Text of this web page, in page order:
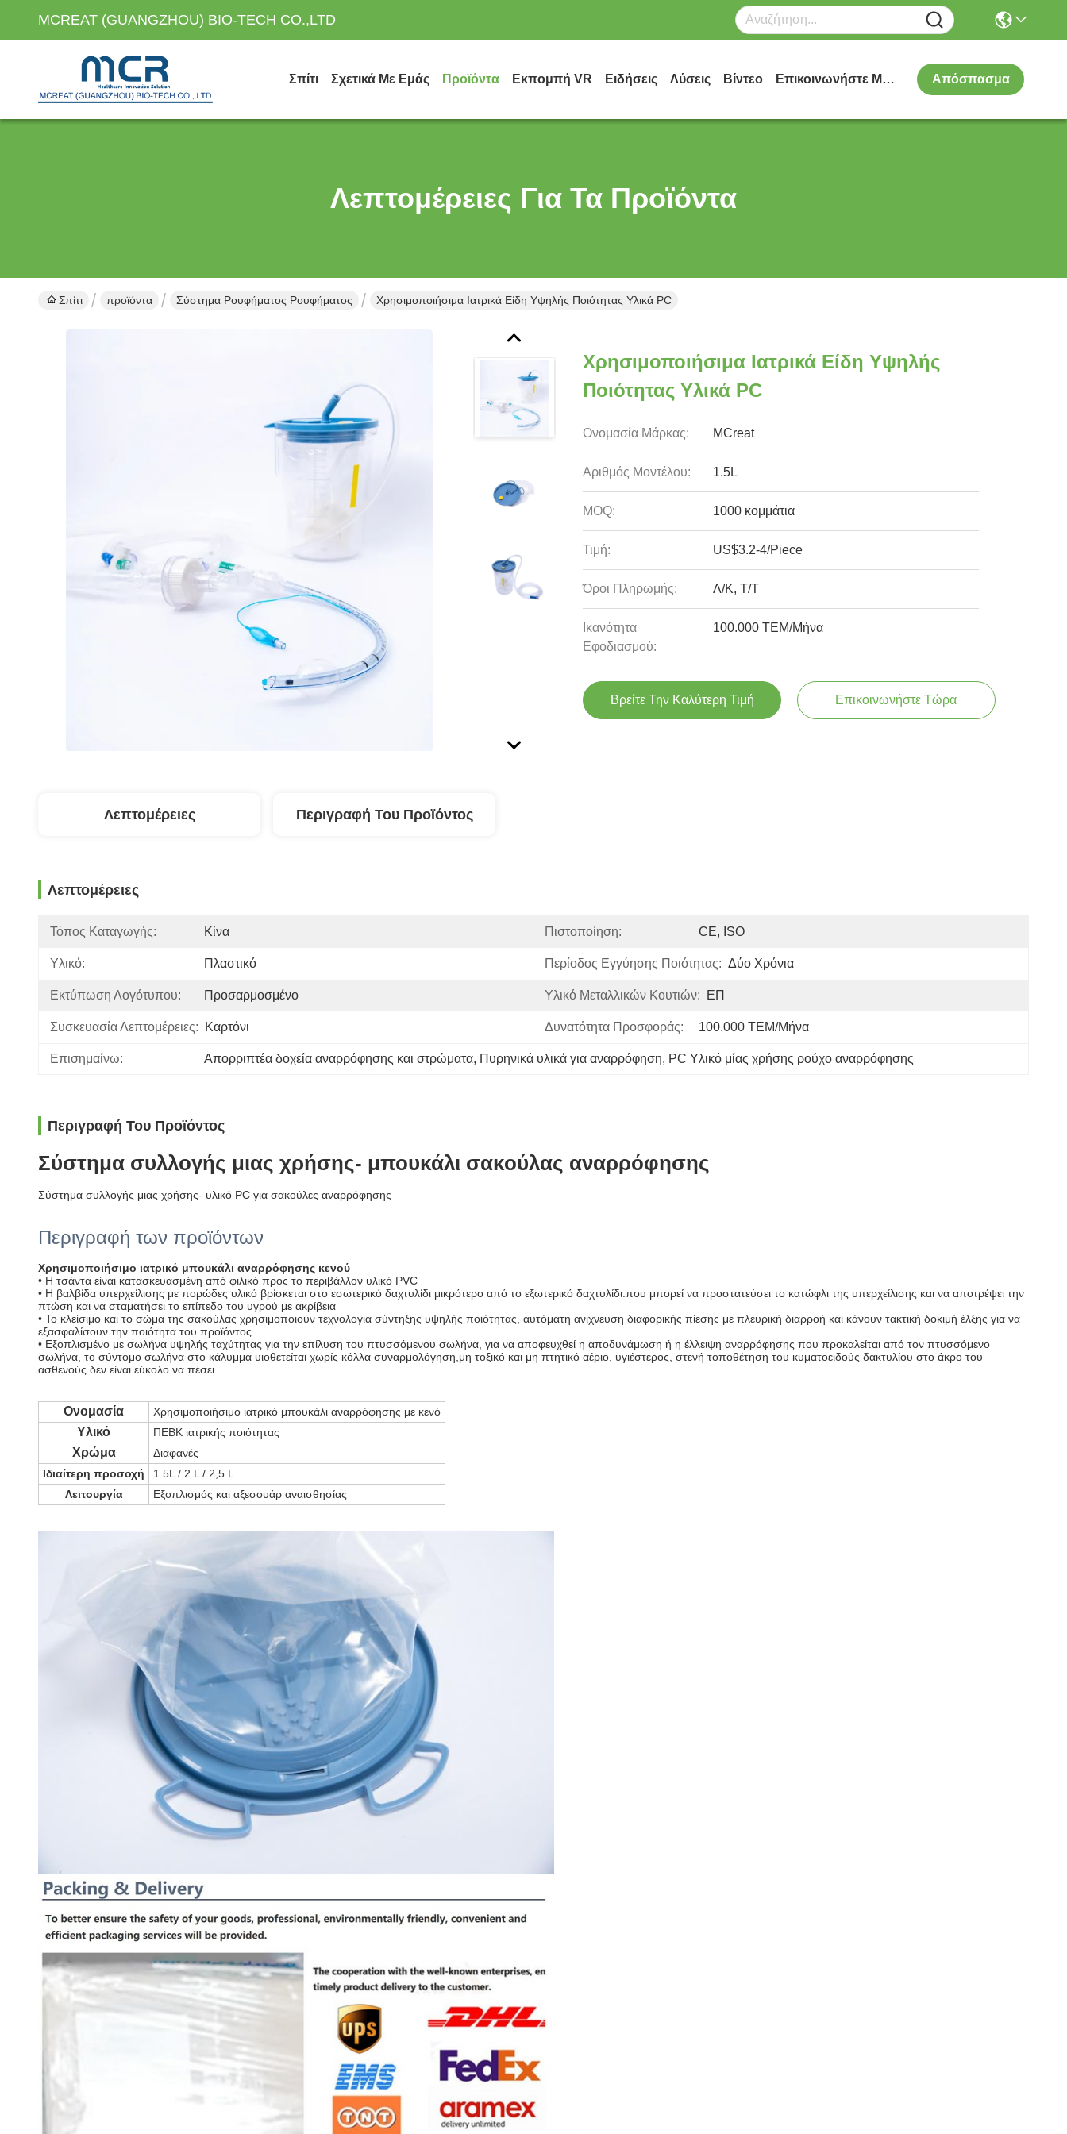
MCREAT (GUANGZHOU) BIO-TECH CO.,LTD
Σπίτι Σχετικά Με Εμάς Προϊόντα Εκπομπή VR Ειδήσεις Λύσεις Βίντεο Επικοινωνήστε Μαζί Μας Απόσπασμα
Λεπτομέρειες Για Τα Προϊόντα
Σπίτι προϊόντα Σύστημα Ρουφήματος Ρουφήματος Χρησιμοποιήσιμα Ιατρικά Είδη Υψηλής Ποιότητας Υλικά PC
Χρησιμοποιήσιμα Ιατρικά Είδη Υψηλής
Ποιότητας Υλικά PC
Ονομασία Μάρκας: MCreat
Αριθμός Μοντέλου: 1.5L
MOQ: 1000 κομμάτια
Τιμή: US$3.2-4/Piece
Όροι Πληρωμής: Λ/Κ, Τ/Τ
Ικανότητα
Εφοδιασμού:
100.000 ΤΕΜ/Μήνα
Βρείτε Την Καλύτερη Τιμή Επικοινωνήστε Τώρα
Λεπτομέρειες Περιγραφή Του Προϊόντος
Λεπτομέρειες
Τόπος Καταγωγής: Κίνα Πιστοποίηση: CE, ISO
Υλικό: Πλαστικό Περίοδος Εγγύησης Ποιότητας: Δύο Χρόνια
Εκτύπωση Λογότυπου: Προσαρμοσμένο Υλικό Μεταλλικών Κουτιών: ΕΠ
Συσκευασία Λεπτομέρειες: Καρτόνι Δυνατότητα Προσφοράς: 100.000 ΤΕΜ/Μήνα
Επισημαίνω: Απορριπτέα δοχεία αναρρόφησης και στρώματα, Πυρηνικά υλικά για αναρρόφηση, PC Υλικό μίας χρήσης ρούχο αναρρόφησης
Περιγραφή Του Προϊόντος
Σύστημα συλλογής μιας χρήσης- μπουκάλι σακούλας αναρρόφησης
Σύστημα συλλογής μιας χρήσης- υλικό PC για σακούλες αναρρόφησης
Περιγραφή των προϊόντων
Χρησιμοποιήσιμο ιατρικό μπουκάλι αναρρόφησης κενού
• Η τσάντα είναι κατασκευασμένη από φιλικό προς το περιβάλλον υλικό PVC
• Η βαλβίδα υπερχείλισης με πορώδες υλικό βρίσκεται στο εσωτερικό δαχτυλίδι μικρότερο από το εξωτερικό δαχτυλίδι.που μπορεί να προστατεύσει το κατώφλι της υπερχείλισης και να αποτρέψει την
πτώση και να σταματήσει το επίπεδο του υγρού με ακρίβεια
• Το κλείσιμο και το σώμα της σακούλας χρησιμοποιούν τεχνολογία σύντηξης υψηλής ποιότητας, αυτόματη ανίχνευση διαφορικής πίεσης με πλευρική διαρροή και κάνουν τακτική δοκιμή έλξης για να
εξασφαλίσουν την ποιότητα του προϊόντος.
• Εξοπλισμένο με σωλήνα υψηλής ταχύτητας για την επίλυση του πτυσσόμενου σωλήνα, για να αποφευχθεί η αποδυνάμωση ή η έλλειψη αναρρόφησης που προκαλείται από τον πτυσσόμενο
σωλήνα, το σύντομο σωλήνα στο κάλυμμα υιοθετείται χωρίς κόλλα συναρμολόγηση,μη τοξικό και μη πτητικό αέριο, υγιέστερος, στενή τοποθέτηση του κυματοειδούς δακτυλίου στο άκρο του
ασθενούς δεν είναι εύκολο να πέσει.
Ονομασία Χρησιμοποιήσιμο ιατρικό μπουκάλι αναρρόφησης με κενό
Υλικό ΠΕΒΚ ιατρικής ποιότητας
Χρώμα
Διαφανές
Ιδιαίτερη προσοχή
1.5L / 2 L / 2,5 L
Λειτουργία
Εξοπλισμός και αξεσουάρ αναισθησίας